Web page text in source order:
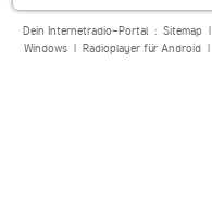
Dein Internetradio-Portal : Sitemap|
Windows| Radioplayer für Android|